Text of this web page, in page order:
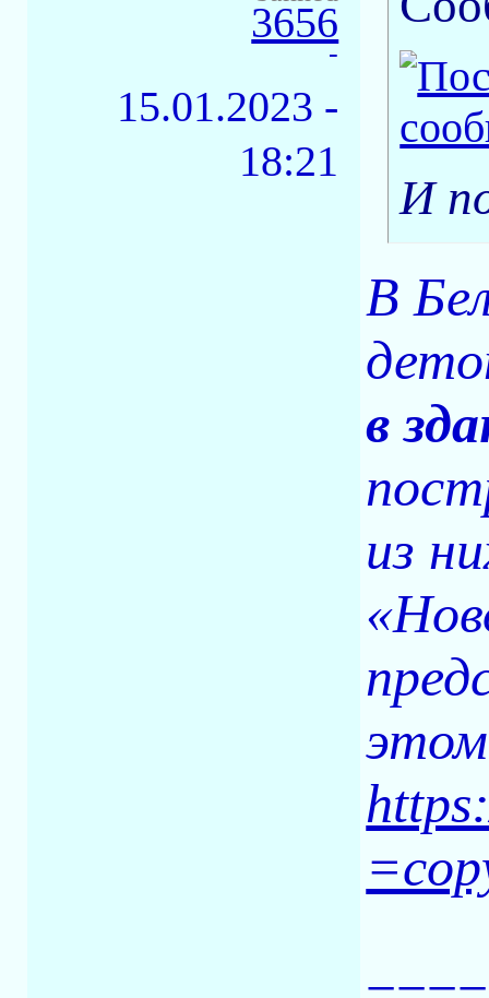
3656
-
15.01.2023 -
18:21
И
В
в
из